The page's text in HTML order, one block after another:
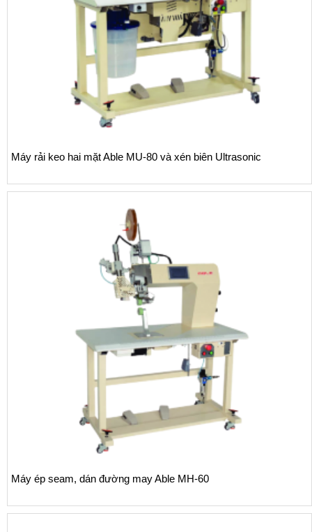
Máy rải keo hai mặt Able MU-80 và xén biên Ultrasonic
Máy ép seam, dán đường may Able MH-60